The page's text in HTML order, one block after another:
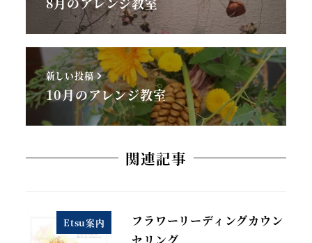
新しい投稿
10月のアレンジ教室
関連記事
Etsu案内
フラワーリーディングカウン